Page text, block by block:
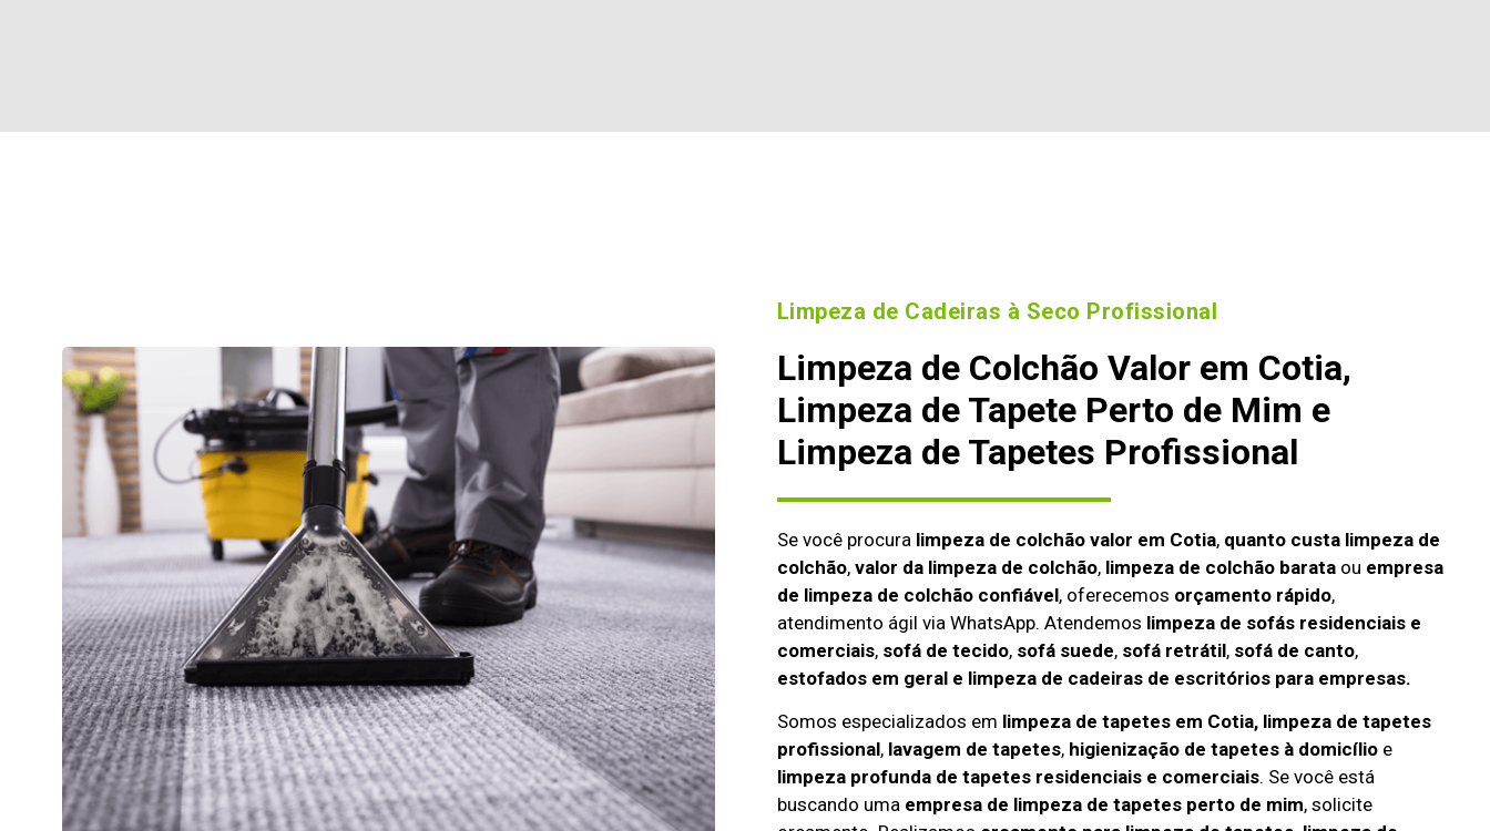
Limpeza de Cadeiras à Seco Profissional
Limpeza de Colchão Valor em Cotia,
Limpeza de Tapete Perto de Mim e
Limpeza de Tapetes Profissional
Se você procura limpeza de colchão valor em Cotia, quanto custa limpeza de
colchão, valor da limpeza de colchão, limpeza de colchão barataou empresa
de limpeza de colchão confiável, oferecemos orçamento rápido,
atendimento ágil via WhatsApp. Atendemos limpeza de sofás residenciais e
comerciais, sofá de tecido, sofá suede, sofá retrátil, sofá de canto,
estofados em geral e limpeza de cadeiras de escritórios para empresas.
Somos especializados em limpeza de tapetes em Cotia, limpeza de tapetes
profissional, lavagem de tapetes, higienização de tapetes à domicílioe
limpeza profunda de tapetes residenciais e comerciais. Se você está
buscando uma empresa de limpeza de tapetes perto de mim, solicite